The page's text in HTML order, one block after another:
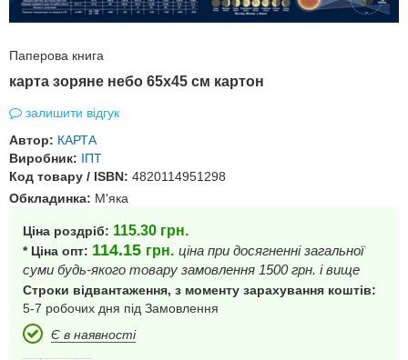
Паперова книга
карта зоряне небо 65х45 см картон
залишити відгук
Автор: КАРТА
Виробник: ІПТ
Код товару / ISBN: 4820114951298
Обкладинка: М'яка
Ціна роздріб: 115.30 грн.
* Ціна опт: 114.15 грн. ціна при досягненні загальної
суми будь-якого товару замовлення 1500 грн. і вище
Строки відвантаження, з моменту зарахування коштів:
5-7 робочих дня під Замовлення
Є в наявності